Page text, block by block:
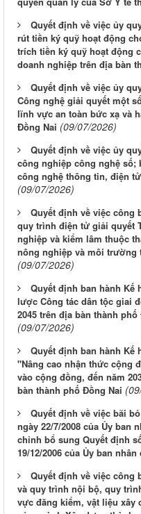
Quyết định về việc ủy
rút tiền ký quỹ hoạt động
trích tiền ký quỹ hoạt động
doanh nghiệp trên địa bàn
Quyết định về việc ủy
Công nghệ giải quyết một
lĩnh vực an toàn bức xạ và
Đồng Nai (09/07/2026)
Quyết định về việc ủy
công nghiệp công nghệ
công nghệ thông tin, điện
(09/07/2026)
Quyết định về việc công
quy trình điện tử giải quyết
nghiệp và kiểm lâm thuộc
nông nghiệp và môi trường
(09/07/2026)
Quyết định ban hành Kế
lược Công tác dân tộc giai
2045 trên địa bàn thành
(09/07/2026)
Quyết định ban hành Kế
"Nâng cao nhận thức cộng
vào cộng đồng, đến năm
bàn thành phố Đồng Nai
Quyết định về việc bãi
ngày 22/7/2008 của Ủy ban
chỉnh bổ sung Quyết định
19/12/2006 của Ủy ban
Quyết định về việc công
và quy trình nội bộ, quy
vực đăng kiểm, vật liệu xây